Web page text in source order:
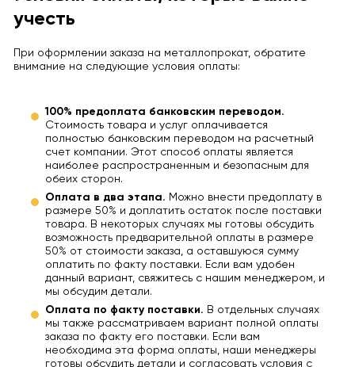
учесть
При оформлении заказа на металлопрокат, обратите
внимание на следующие условия оплаты:
100% предоплата банковским переводом.
Стоимость товара и услуг оплачивается
полностью банковским переводом на расчетный
счет компании. Этот способ оплаты является
наиболее распространенным и безопасным для
обеих сторон.
Оплата в два этапа. Можно внести предоплату в
размере 50% и доплатить остаток после поставки
товара. В некоторых случаях мы готовы обсудить
возможность предварительной оплаты в размере
50% от стоимости заказа, а оставшуюся сумму
оплатить по факту поставки. Если вам удобен
данный вариант, свяжитесь с нашим менеджером, и
мы обсудим детали.
Оплата по факту поставки. В отдельных случаях
мы также рассматриваем вариант полной оплаты
заказа по факту его поставки. Если вам
необходима эта форма оплаты, наши менеджеры
готовы обсудить детали и согласовать условия с